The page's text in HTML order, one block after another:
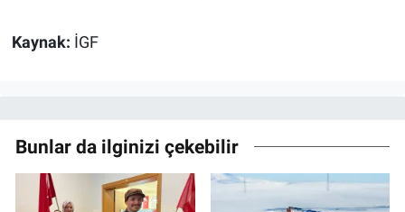
Kaynak: İGF
Bunlar da ilginizi çekebilir